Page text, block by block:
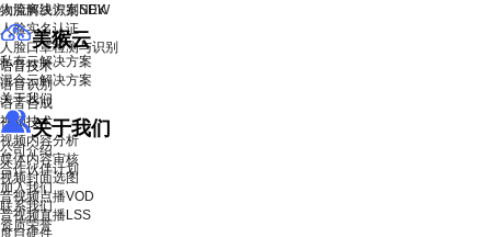
物流解决方案NEW
美猴云
私有云解决方案
混合云解决方案
关于我们
关于我们
公司介绍
合作伙伴计划
加入我们
联系我们
资质荣誉
人脸离线识别SDK
人脸实名认证
人脸口罩检测与识别
语音技术
语音识别
语音合成
视频技术
视频内容分析
媒体内容审核
视频封面选图
音视频点播VOD
音视频直播LSS
度目硬件